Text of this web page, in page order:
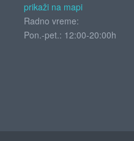
prikaži na mapi
Radno vreme:
Pon.-pet.: 12:00-20:00h